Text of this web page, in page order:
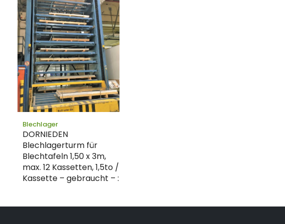
Blechlager
DORNIEDEN
Blechlagerturm für
Blechtafeln 1,50 x 3m,
max. 12 Kassetten, 1,5to /
Kassette – gebraucht – :